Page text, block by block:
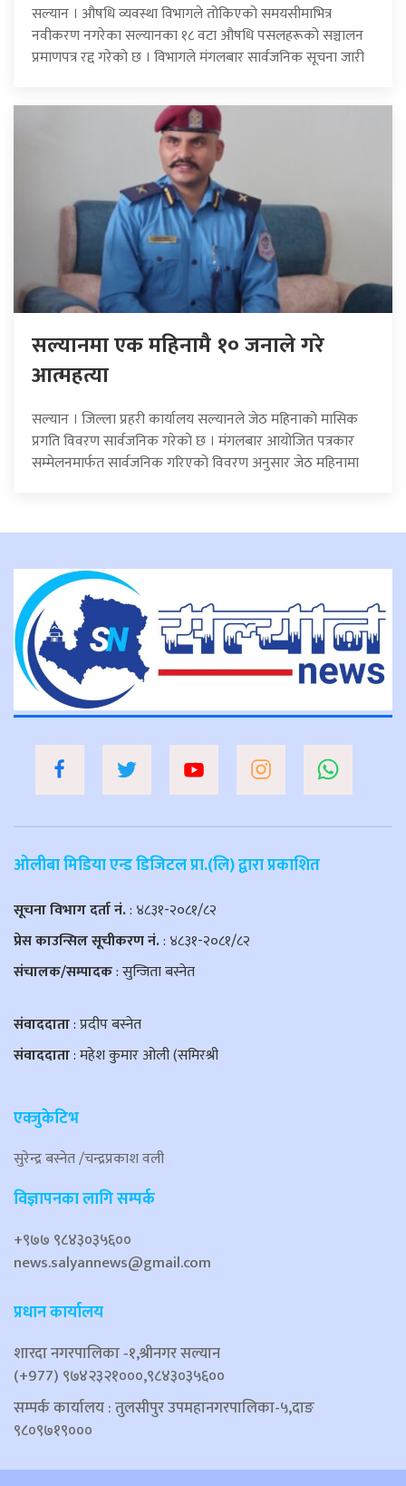
सल्यान । औषधि व्यवस्था विभागले तोकिएको समयसीमाभित्र
नवीकरण नगरेका सल्यानका १८ वटा औषधि पसलहरूको सञ्चालन
प्रमाणपत्र रद्द गरेको छ । विभागले मंगलबार सार्वजनिक सूचना जारी
सल्यानमा एक महिनामै १० जनाले गरे
आत्महत्या
सल्यान । जिल्ला प्रहरी कार्यालय सल्यानले जेठ महिनाको मासिक
प्रगति विवरण सार्वजनिक गरेको छ । मंगलबार आयोजित पत्रकार
सम्मेलनमार्फत सार्वजनिक गरिएको विवरण अनुसार जेठ महिनामा
ओलीबा मिडिया एन्ड डिजिटल प्रा.(लि) द्वारा प्रकाशित
सूचना विभाग दर्ता नं.: ४८३१-२०८१/८२
प्रेस काउन्सिल सूचीकरण नं.: ४८३१-२०८१/८२
संचालक/सम्पादक: सुन्जिता बस्नेत
संवाददाता: प्रदीप बस्नेत
संवाददाता: महेश कुमार ओली (समिरश्री
एक्जुकेटिभ
सुरेन्द्र बस्नेत /चन्द्रप्रकाश वली
विज्ञापनका लागि सम्पर्क
+९७७ ९८४३०३५६००
news.salyannews@gmail.com
प्रधान कार्यालय
शारदा नगरपालिका ‐१,श्रीनगर सल्यान
(+977) ९७४२३२१०००,९८४३०३५६००
सम्पर्क कार्यालय : तुलसीपुर उपमहानगरपालिका-५,दाङ
९८०९७१९०००